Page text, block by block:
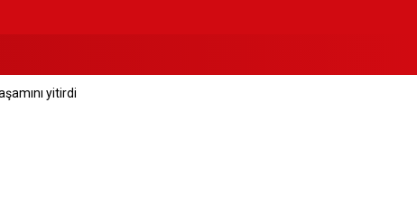
yitirdi